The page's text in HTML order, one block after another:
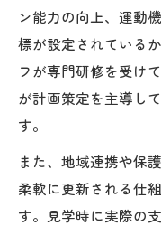
ン能力の向上、運動
標が設定されている
フが専門研修を受け
が計画策定を主導し
す。
また、地域連携や保
柔軟に更新される仕
す。見学時に実際の